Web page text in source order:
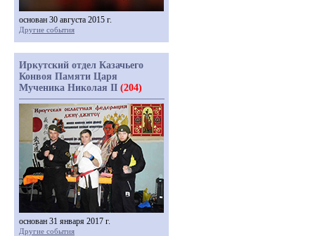
основан 30 августа 2015 г.
Другие события
Иркутский отдел Казачьего
Конвоя Памяти Царя
Мученика Николая II (204)
основан 31 января 2017 г.
Другие события